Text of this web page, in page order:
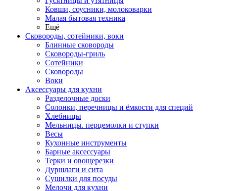
Ковши, соусники, молоковарки
Малая бытовая техника
Ещё
Сковороды, сотейники, воки
Блинные сковороды
Сковороды-гриль
Сотейники
Сковороды
Воки
Аксессуары для кухни
Разделочные доски
Солонки, перечницы и ёмкости для специй
Хлебницы
Мельницы. перцемолки и ступки
Весы
Кухонные инструменты
Барные аксессуары
Терки и овощерезки
Дуршлаги и сита
Сушилки для посуды
Мелочи для кухни